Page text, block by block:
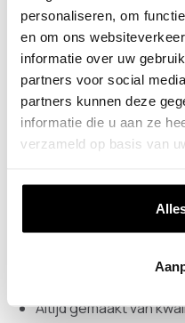
personaliseren, om
en om ons
informatie over uw
partners voor social
partners kunnen deze
informatie die u aan ze
verzameld op basis van
liggen.
Een opgeruimd huis is
Colorhanger bieden we
oplossing? Een op maat
alleen oogt je hal zo een
losse schoenen, een
nog eens luxe uit.
Houd je wel van een
je liever voor een design
heeft ze, en dit zijn de
Verkrijgbaar in
Altijd gemaakt van